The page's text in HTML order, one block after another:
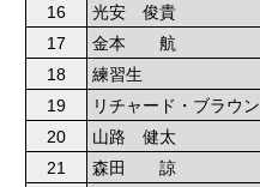
16
光安 俊貴
17
金本 航
18
練習生
19
リチャード・ブラウン
20
山路 健太
21
森田 諒